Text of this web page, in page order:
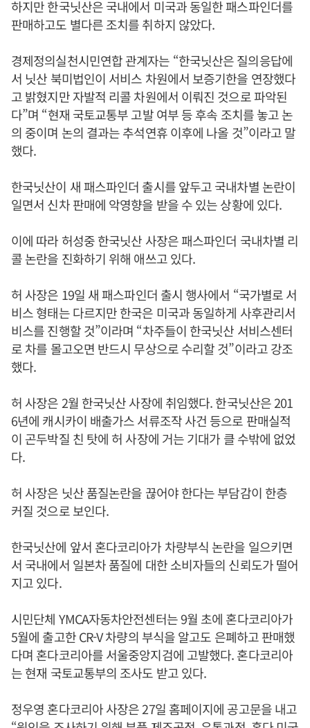
하지만 한국닛산은 국내에서 미국과 동일한 패스파인더를
판매하고도 별다른 조치를 취하지 않았다.
경제정의실천시민연합 관계자는 “한국닛산은 질의응답에
서 닛산 북미법인이 서비스 차원에서 보증기한을 연장했다
고 밝혔지만 자발적 리콜 차원에서 이뤄진 것으로 파악된
다”며 “현재 국토교통부 고발 여부 등 후속 조치를 놓고 논
의 중이며 논의 결과는 추석연휴 이후에 나올 것”이라고 말
했다.
한국닛산이 새 패스파인더 출시를 앞두고 국내차별 논란이
일면서 신차 판매에 악영향을 받을 수 있는 상황에 있다.
이에 따라 허성중 한국닛산 사장은 패스파인더 국내차별 리
콜 논란을 진화하기 위해 애쓰고 있다.
허 사장은 19일 새 패스파인더 출시 행사에서 “국가별로 서
비스 형태는 다르지만 한국은 미국과 동일하게 사후관리서
비스를 진행할 것”이라며 “차주들이 한국닛산 서비스센터
로 차를 몰고오면 반드시 무상으로 수리할 것”이라고 강조
했다.
허 사장은 2월 한국닛산 사장에 취임했다. 한국닛산은 201
6년에 캐시카이 배출가스 서류조작 사건 등으로 판매실적
이 곤두박질 친 탓에 허 사장에 거는 기대가 클 수밖에 없었
다.
허 사장은 닛산 품질논란을 끊어야 한다는 부담감이 한층
커질 것으로 보인다.
한국닛산에 앞서 혼다코리아가 차량부식 논란을 일으키면
서 국내에서 일본차 품질에 대한 소비자들의 신뢰도가 떨어
지고 있다.
시민단체 YMCA자동차안전센터는 9월 초에 혼다코리아가
5월에 출고한 CR-V 차량의 부식을 알고도 은폐하고 판매했
다며 혼다코리아를 서울중앙지검에 고발했다. 혼다코리아
는 현재 국토교통부의 조사도 받고 있다.
정우영 혼다코리아 사장은 27일 홈페이지에 공고문을 내고